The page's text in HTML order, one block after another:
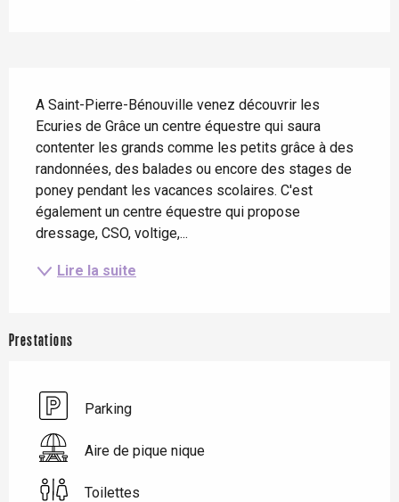
A Saint-Pierre-Bénouville venez découvrir les
Ecuries de Grâce un centre équestre qui saura
contenter les grands comme les petits grâce à des
randonnées, des balades ou encore des stages de
poney pendant les vacances scolaires. C'est
également un centre équestre qui propose
dressage, CSO, voltige,...
Lire la suite
Prestations
Parking
Aire de pique nique
Toilettes